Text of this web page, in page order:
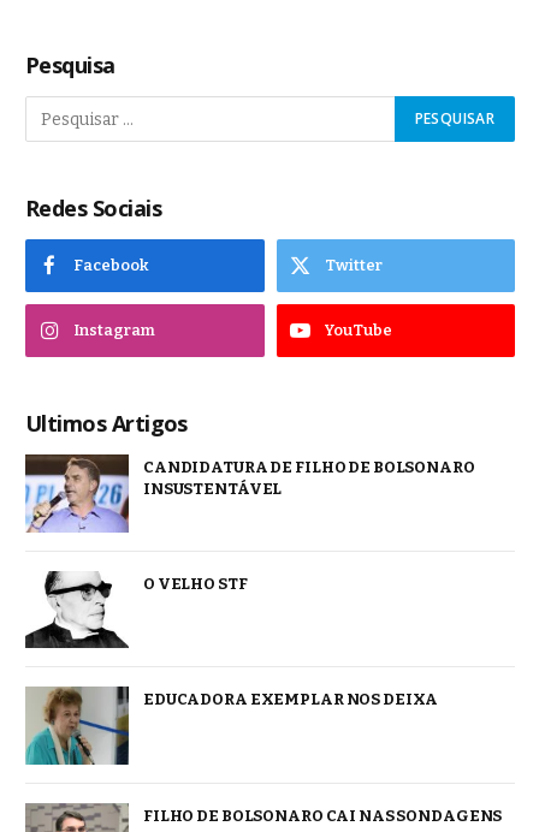
Pesquisa
Redes Sociais
Facebook Twitter
Instagram YouTube
Ultimos Artigos
CANDIDATURA DE FILHO DE BOLSONARO
INSUSTENTÁVEL
O VELHO STF
EDUCADORA EXEMPLAR NOS DEIXA
FILHO DE BOLSONARO CAI NAS SONDAGENS